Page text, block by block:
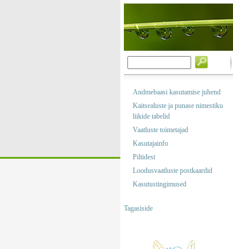
Andmebaasi kasutamise juhend
Kaitsealuste ja punase nimestiku
liikide tabelid
Vaatluste toimetajad
Kasutajainfo
Piltidest
Loodusvaatluste postkaardid
Kasutustingimused
Tagasiside